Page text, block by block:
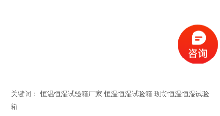
关键词：恒温恒湿试验箱厂家 恒温恒湿试验箱 现货恒温恒湿试验
箱